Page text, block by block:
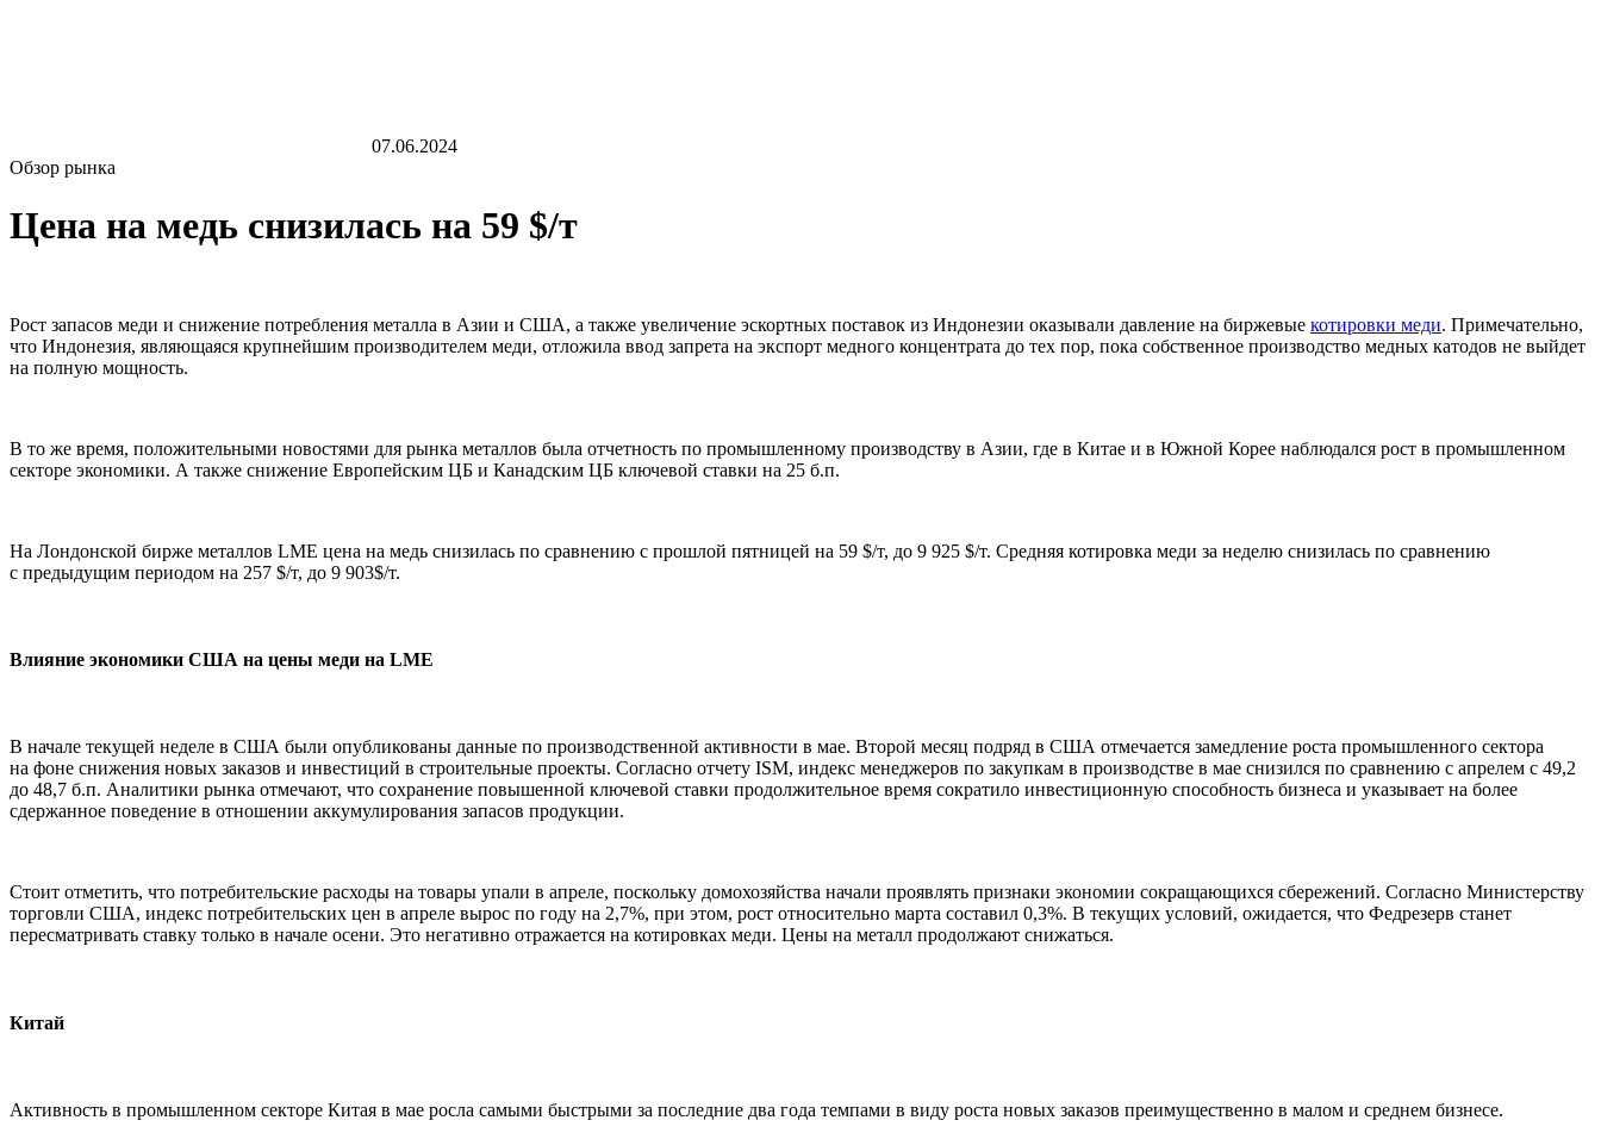
07.06.2024
Обзор рынка
Цена на медь снизилась на 59 $/т
Рост запасов меди и снижение потребления металла в Азии и США, а также увеличение эскортных поставок из Индонезии оказывали давление на биржевые котировки меди. Примечательно,
что Индонезия, являющаяся крупнейшим производителем меди, отложила ввод запрета на экспорт медного концентрата до тех пор, пока собственное производство медных катодов не выйдет
на полную мощность.
В то же время, положительными новостями для рынка металлов была отчетность по промышленному производству в Азии, где в Китае и в Южной Корее наблюдался рост в промышленном
секторе экономики. А также снижение Европейским ЦБ и Канадским ЦБ ключевой ставки на 25 б.п.
На Лондонской бирже металлов LME цена на медь снизилась по сравнению с прошлой пятницей на 59 $/т, до 9 925 $/т. Средняя котировка меди за неделю снизилась по сравнению
с предыдущим периодом на 257 $/т, до 9 903$/т.
Влияние экономики США на цены меди на LME
В начале текущей неделе в США были опубликованы данные по производственной активности в мае. Второй месяц подряд в США отмечается замедление роста промышленного сектора
на фоне снижения новых заказов и инвестиций в строительные проекты. Согласно отчету ISM, индекс менеджеров по закупкам в производстве в мае снизился по сравнению с апрелем с 49,2
до 48,7 б.п. Аналитики рынка отмечают, что сохранение повышенной ключевой ставки продолжительное время сократило инвестиционную способность бизнеса и указывает на более
сдержанное поведение в отношении аккумулирования запасов продукции.
Стоит отметить, что потребительские расходы на товары упали в апреле, поскольку домохозяйства начали проявлять признаки экономии сокращающихся сбережений. Согласно Министерству
торговли США, индекс потребительских цен в апреле вырос по году на 2,7%, при этом, рост относительно марта составил 0,3%. В текущих условий, ожидается, что Федрезерв станет
пересматривать ставку только в начале осени. Это негативно отражается на котировках меди. Цены на металл продолжают снижаться.
Китай
Активность в промышленном секторе Китая в мае росла самыми быстрыми за последние два года темпами в виду роста новых заказов преимущественно в малом и среднем бизнесе.